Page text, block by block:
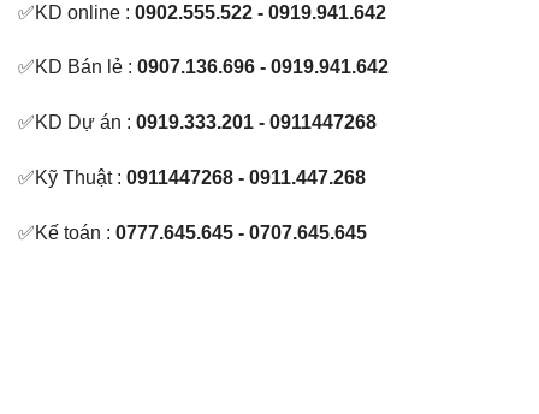
✅KD online : 0902.555.522 - 0919.941.642
✅KD Bán lẻ : 0907.136.696 - 0919.941.642
✅KD Dự án : 0919.333.201 - 0911447268
✅Kỹ Thuật : 0911447268 - 0911.447.268
✅Kế toán : 0777.645.645 - 0707.645.645